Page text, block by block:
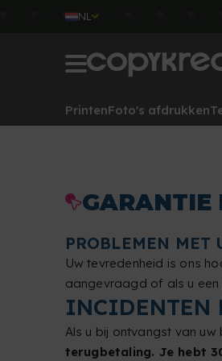
NL
PrintenFoto's afdrukken
GARANTIE
PROBLEMEN MET
Uw tevredenheid is ons
aangevraagd of als u
INCIDENTEN
Als u bij ontvangst van
terugbetaling. Je hebt